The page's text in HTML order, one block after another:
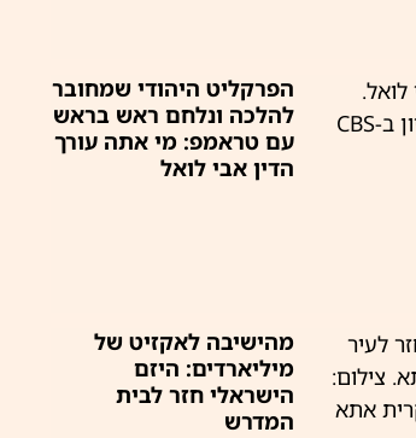
הפרקליט היהודי שמחובר
להלכה ונלחם ראש בראש
עם טראמפ: מי אתה עורך
הדין אבי לואל
מהישיבה לאקזיט של
מיליארדים: היזם
הישראלי חזר לבית
המדרש